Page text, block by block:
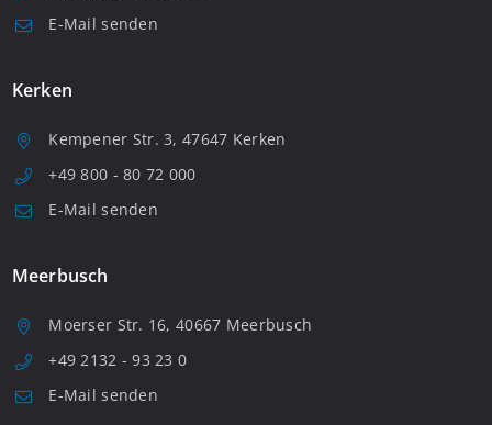
E-Mail senden
Kerken
Kempener Str. 3, 47647 Kerken
+49 800 - 80 72 000
E-Mail senden
Meerbusch
Moerser Str. 16, 40667 Meerbusch
+49 2132 - 93 23 0
E-Mail senden